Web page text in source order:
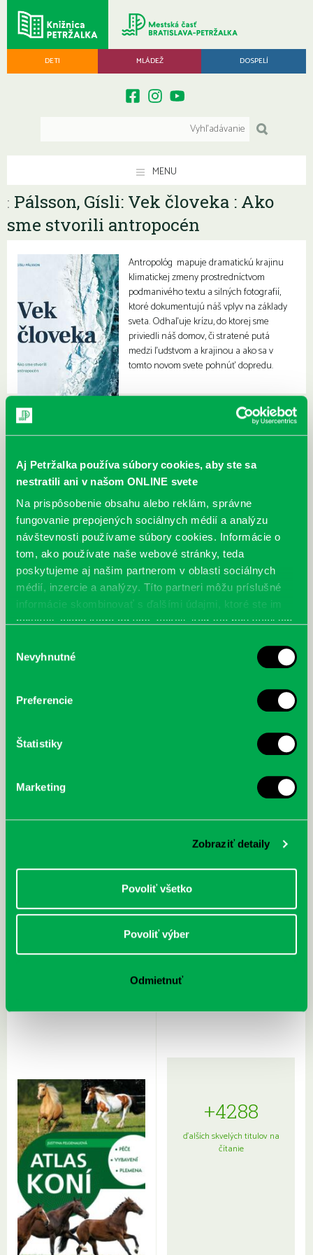
Aj Petržalka používa súbory cookies, aby ste sa
nestratili ani v našom ONLINE svete
Na prispôsobenie obsahu alebo reklám, správne
fungovanie prepojených sociálnych médií a analýzu
návštevnosti používame súbory cookies. Informácie o
tom, ako používate naše webové stránky, teda
poskytujeme aj našim partnerom v oblasti sociálnych
médií, inzercie a analýzy. Títo partneri môžu príslušné
informácie skombinovať s ďalšími údajmi, ktoré ste im
poskytli, alebo ktoré od vás získali, keď ste používali ich
súhlasu
Nevyhnutné
Preferencie
Štatistiky
Marketing
Zobraziť detaily
Povoliť všetko
Povoliť výber
Odmietnuť
DETI MLÁDEŽ DOSPELÍ
MENU
: Pálsson, Gísli: Vek človeka : Ako
sme stvorili antropocén
Antropológ mapuje dramatickú krajinu
klimatickej zmeny prostredníctvom
podmanivého textu a silných fotografií,
ktoré dokumentujú náš vplyv na základy
sveta. Odhaľuje krízu, do ktorej sme
priviedli náš domov, či stratené putá
medzi ľudstvom a krajinou a ako sa v
tomto novom svete pohnúť dopredu.
cyklistu modernej doby:
Rudź, Przemyslaw: Atlas hviezd:
Sprievodca po hviezdnej oblohe
Hardy, Paula: Japonsko na tanieri:
kompletný sprievodca
+4288
ďalších skvelých titulov na
čítanie